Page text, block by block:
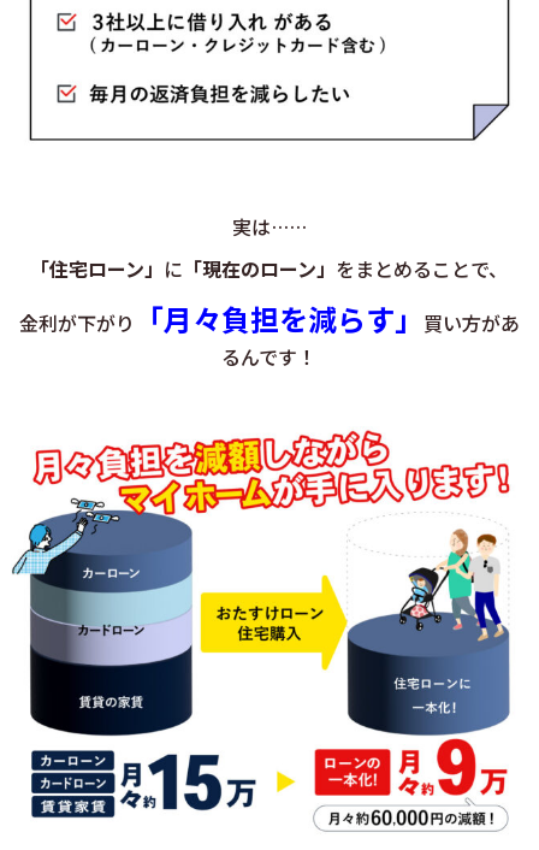
実は……
「住宅ローン」 に 「現在のローン」 をまとめることで、
金利が下がり
「月々負担を減らす」
買い方があ
るんです！